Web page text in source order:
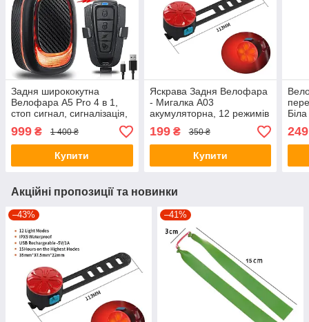
Задня ширококутна
Велофара A5 Pro 4 в 1,
стоп сигнал, сигналізація,
дзвінок, пульт
999 ₴ 1 400 ₴
Купити
Яскрава Задня Велофара
- Мигалка A03
акумуляторна, 12 режимів
свічення
199₴ 350 ₴
Купити
249
Акційні пропозиції та новинки
–43% –41%